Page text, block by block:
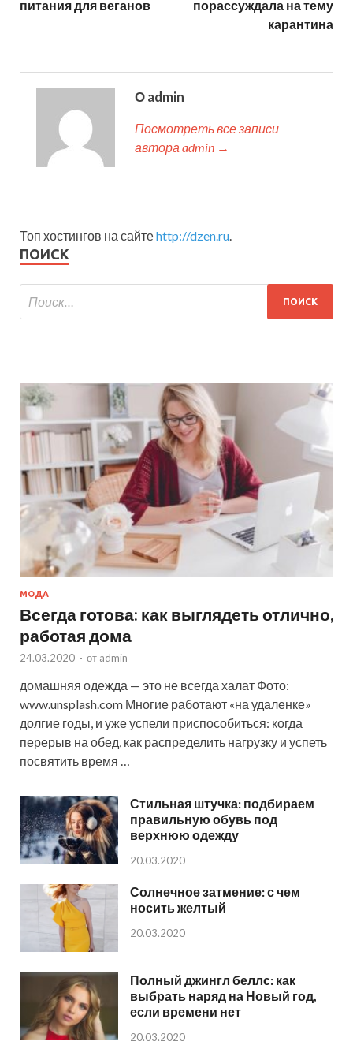
питания для веганов
порассуждала на тему
карантина
О admin
Посмотреть все записи
автора admin →
Топ хостингов на сайтеhttp://dzen.ru.
ПОИСК
МОДА
Всегда готова: как выглядеть отлично,
работая дома
24.03.2020 - от admin
домашняя одежда — это не всегда халат Фото:
www.unsplash.com Многие работают «на удаленке»
долгие годы, и уже успели приспособиться: когда
перерыв на обед, как распределить нагрузку и успеть
посвятить время …
Стильная штучка: подбираем
правильную обувь под
верхнюю одежду
20.03.2020
Солнечное затмение: с чем
носить желтый
20.03.2020
Полный джингл беллс: как
выбрать наряд на Новый год,
если времени нет
20.03.2020